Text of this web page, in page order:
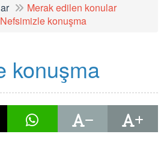
Merak edilen konular
Nefsimizle konuşma
konuşma